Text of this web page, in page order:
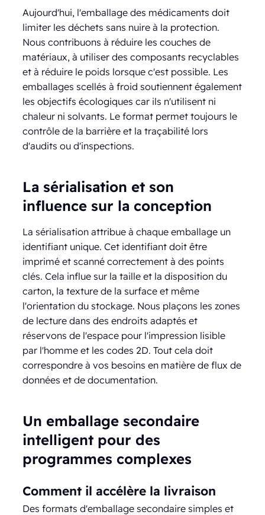
Aujourd'hui, l'emballage des médicaments doit
limiter les déchets sans nuire à la protection.
Nous contribuons à réduire les couches de
matériaux, à utiliser des composants recyclables
et à réduire le poids lorsque c'est possible. Les
emballages scellés à froid soutiennent également
les objectifs écologiques car ils n'utilisent ni
chaleur ni solvants. Le format permet toujours le
contrôle de la barrière et la traçabilité lors
d'audits ou d'inspections.
La sérialisation et son
influence sur la conception
La sérialisation attribue à chaque emballage un
identifiant unique. Cet identifiant doit être
imprimé et scanné correctement à des points
clés. Cela influe sur la taille et la disposition du
carton, la texture de la surface et même
l'orientation du stockage. Nous plaçons les zones
de lecture dans des endroits adaptés et
réservons de l'espace pour l'impression lisible
par l'homme et les codes 2D. Tout cela doit
correspondre à vos besoins en matière de flux de
données et de documentation.
Un emballage secondaire
intelligent pour des
programmes complexes
Comment il accélère la livraison
Des formats d'emballage secondaire simples et